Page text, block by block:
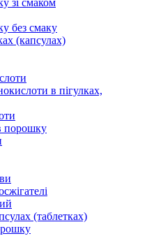
зі смаком
без смаку
(капсулах)
в пігулках,
порошку
(таблетках)